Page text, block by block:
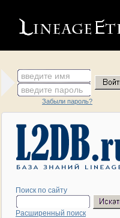
введите имя
введите пароль
Забыли пароль?
Поиск по сайту
Расширенный поиск